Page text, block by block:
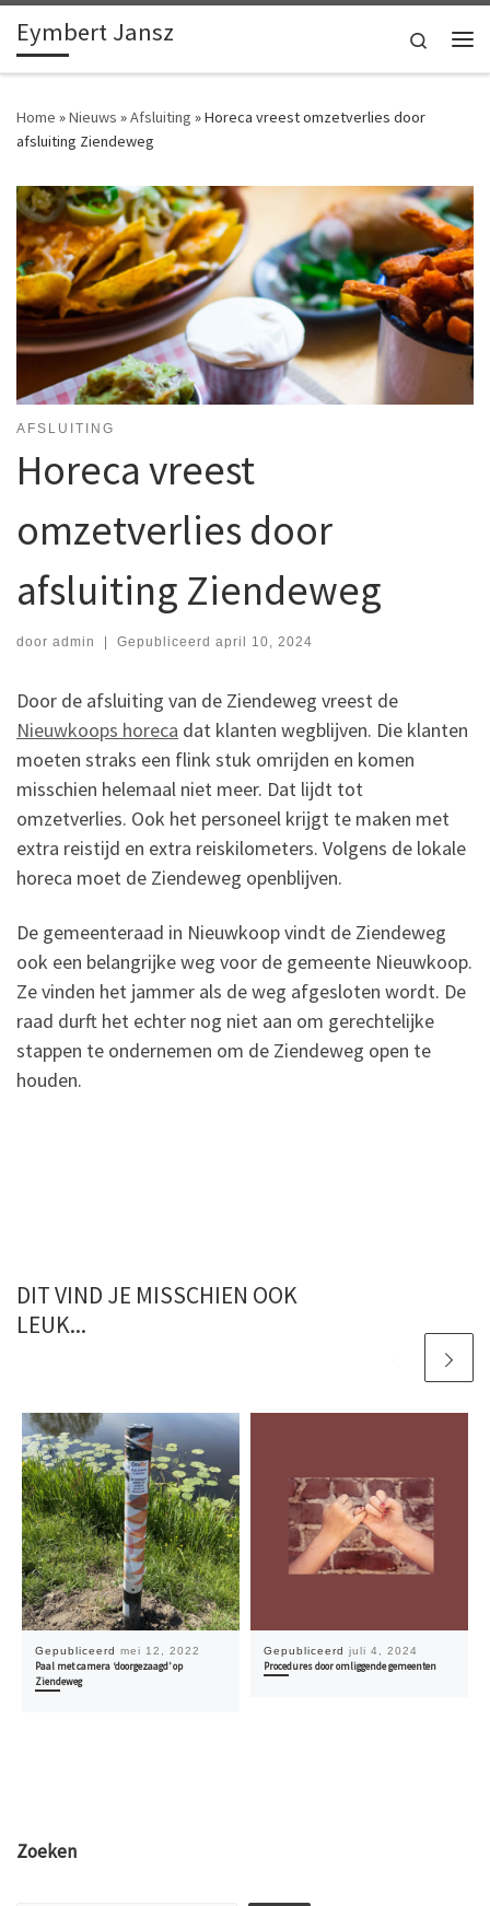
Ga naar inhoud
Eymbert Jansz
Search
Home »Nieuws »Afsluiting »Horeca vreest omzetverlies door
afsluiting Ziendeweg
AFSLUITING
Horeca vreest
omzetverlies door
afsluiting Ziendeweg
door admin Gepubliceerd april 10, 2024
Door de afsluiting van de Ziendeweg vreest de
Nieuwkoops horeca dat klanten wegblijven. Die klanten
moeten straks een flink stuk omrijden en komen
misschien helemaal niet meer. Dat lijdt tot
omzetverlies. Ook het personeel krijgt te maken met
extra reistijd en extra reiskilometers. Volgens de lokale
horeca moet de Ziendeweg openblijven.
De gemeenteraad in Nieuwkoop vindt de Ziendeweg
ook een belangrijke weg voor de gemeente Nieuwkoop.
Ze vinden het jammer als de weg afgesloten wordt. De
raad durft het echter nog niet aan om gerechtelijke
stappen te ondernemen om de Ziendeweg open te
houden.
DIT VIND JE MISSCHIEN OOK
LEUK...
Gepubliceerd mei 12, 2022
Paal met camera ‘doorgezaagd’ op
Ziendeweg
Gepubliceerd juli 4, 2024
Procedures door omliggende gemeenten
Zoeken